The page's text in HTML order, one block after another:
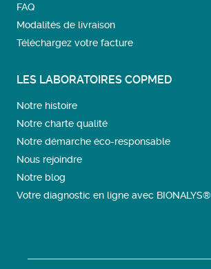
FAQ
Modalités de livraison
Téléchargez votre facture
LES LABORATOIRES COPMED
Notre histoire
Notre charte qualité
Notre démarche éco-responsable
Nous rejoindre
Notre blog
Votre diagnostic en ligne avec BIONALYS®